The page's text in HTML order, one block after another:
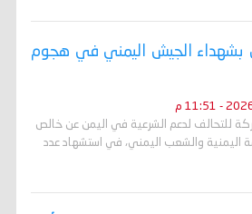
بشهداء الجيش اليمني في هجوم
للتحالف لدعم الشرعية في اليمن عن خالص
اليمنية والشعب اليمني، في استشهاد عدد